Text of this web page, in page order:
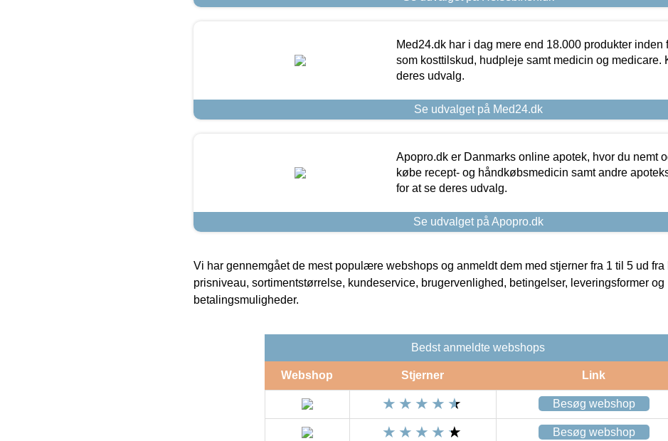
Med24.dk har i dag mere end 18.000 produkter inden
som kosttilskud, hudpleje samt medicin og medicare.
deres udvalg.
Se udvalget på Med24.dk
Apopro.dk er Danmarks online apotek, hvor du nemt
købe recept- og håndkøbsmedicin samt andre
for at se deres udvalg.
Se udvalget på Apopro.dk
Vi har gennemgået de mest populære webshops og anmeldt dem med stjerner fra 1 til 5 ud fra
prisniveau, sortimentstørrelse, kundeservice, brugervenlighed, betingelser, leveringsformer og
betalingsmuligheder.
Bedst anmeldte webshops
Webshop Stjerner Link
Besøg webshop
Besøg webshop